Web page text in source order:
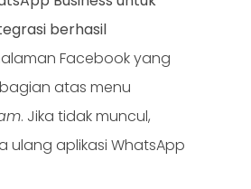
berhasil
Facebook yang
atas menu
. Jika tidak muncul,
aplikasi WhatsApp